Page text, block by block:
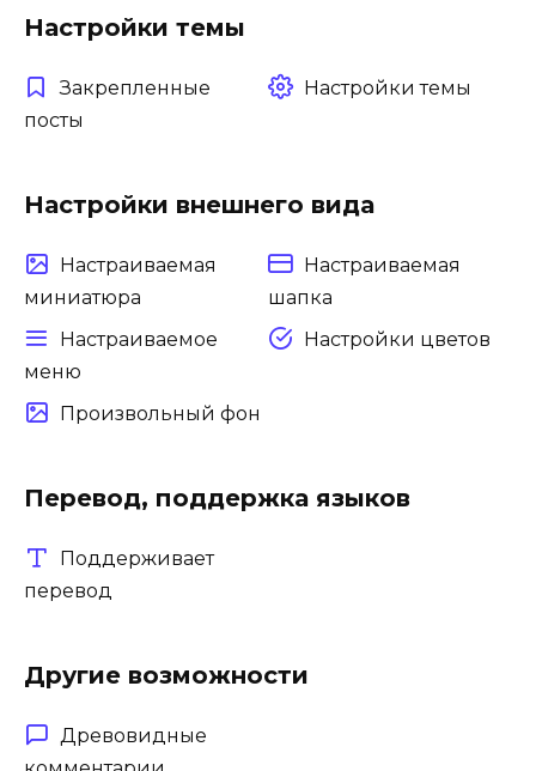
Настройки темы
Закрепленные
посты
Настройки темы
Настройки внешнего вида
Настраиваемая
миниатюра
Настраиваемая
шапка
Настраиваемое
меню
Настройки цветов
Произвольный фон
Перевод, поддержка языков
Поддерживает
перевод
Другие возможности
Древовидные